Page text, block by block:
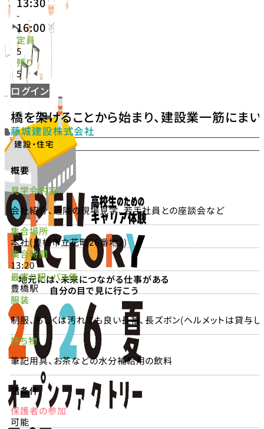
地元には、未来につながる仕事がある
自分の目で見に行こう
-
16:00
定員
5
残り
5
ログイン
橋を架けることから始まり、建設業一筋にま
藤城建設株式会社
建設・住宅
概要
見学会内容
会社紹介、近隣の現場見学、若手社員との座談会など
集合場所
本社(豊橋市立花町26番地2)
集合時間
13:20
最寄り駅・バス停
豊橋駅
服装
制服、もしくは汚れても良い長袖、長ズボン(ヘルメットは貸与
持ち物
筆記用具、お茶などの水分補給用の飲料
諸条件
保護者の参加
可能